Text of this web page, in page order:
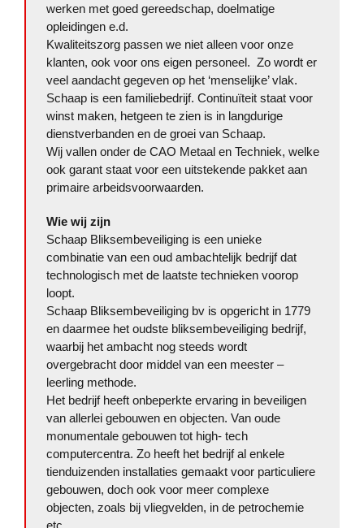
werken met goed gereedschap, doelmatige
opleidingen e.d.
Kwaliteitszorg passen we niet alleen voor onze
klanten, ook voor ons eigen personeel. Zo wordt er
veel aandacht gegeven op het ‘menselijke’ vlak.
Schaap is een familiebedrijf. Continuïteit staat voor
winst maken, hetgeen te zien is in langdurige
dienstverbanden en de groei van Schaap.
Wij vallen onder de CAO Metaal en Techniek, welke
ook garant staat voor een uitstekende pakket aan
primaire arbeidsvoorwaarden.
Wie wij zijn
Schaap Bliksembeveiliging is een unieke
combinatie van een oud ambachtelijk bedrijf dat
technologisch met de laatste technieken voorop
loopt.
Schaap Bliksembeveiliging bv is opgericht in 1779
en daarmee het oudste bliksembeveiliging bedrijf,
waarbij het ambacht nog steeds wordt
overgebracht door middel van een meester –
leerling methode.
Het bedrijf heeft onbeperkte ervaring in beveiligen
van allerlei gebouwen en objecten. Van oude
monumentale gebouwen tot high- tech
computercentra. Zo heeft het bedrijf al enkele
tienduizenden installaties gemaakt voor particuliere
gebouwen, doch ook voor meer complexe
objecten, zoals bij vliegvelden, in de petrochemie
etc.